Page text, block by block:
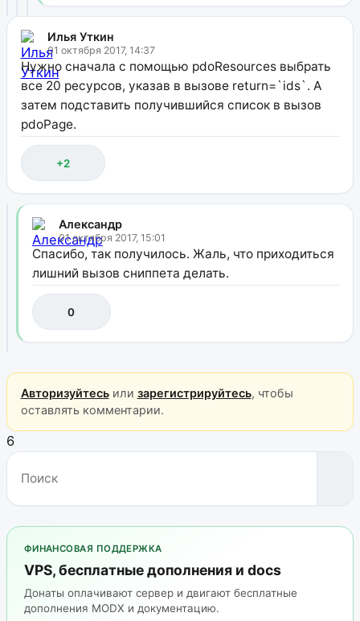
Илья Уткин
01 октября 2017, 14:37
Нужно сначала с помощью pdoResources выбрать
все 20 ресурсов, указав в вызове return=`ids`. А
затем подставить получившийся список в вызов
pdoPage.
+2
Александр
01 октября 2017, 15:01
Спасибо, так получилось. Жаль, что приходиться
лишний вызов сниппета делать.
0
Авторизуйтесьили зарегистрируйтесь, чтобы
оставлять комментарии.
6
ФИНАНСОВАЯ ПОДДЕРЖКА
VPS, бесплатные дополнения и docs
Донаты оплачивают сервер и двигают бесплатные
дополнения MODX и документацию.